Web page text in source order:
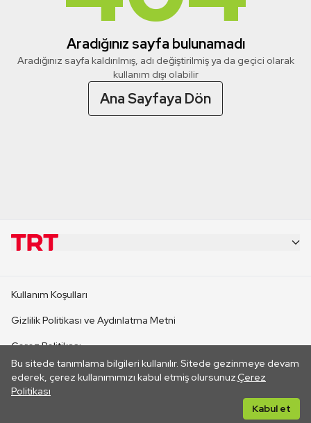
Aradığınız sayfa bulunamadı
Aradığınız sayfa kaldırılmış, adı değiştirilmiş ya da geçici olarak
kullanım dışı olabilir
Ana Sayfaya Dön
Bu sitede tanımlama bilgileri kullanılır. Sitede gezinmeye devam
ederek, çerez kullanımımızı kabul etmiş olursunuz.Çerez
Politikası
Kabul et
CANLI YAYINLAR
Kullanım Koşulları
Gizlilik Politikası ve Aydınlatma Metni
Çerez Politikası
İletişim
Her hakkı saklıdır. ©2026 TRT. Bağlantı yoluyla gidilen dış